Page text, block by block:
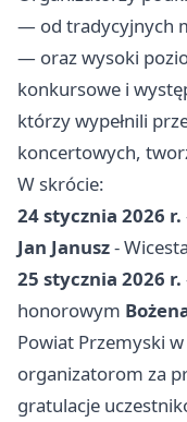
— od tradycyjnych
— oraz wysoki
konkursowe i
którzy wypełnili
koncertowych,
W skrócie:
24 stycznia 2026 r.
Jan Janusz-
25 stycznia 2026 r.
honorowym
Powiat Przemyski
organizatorom za
gratulacje